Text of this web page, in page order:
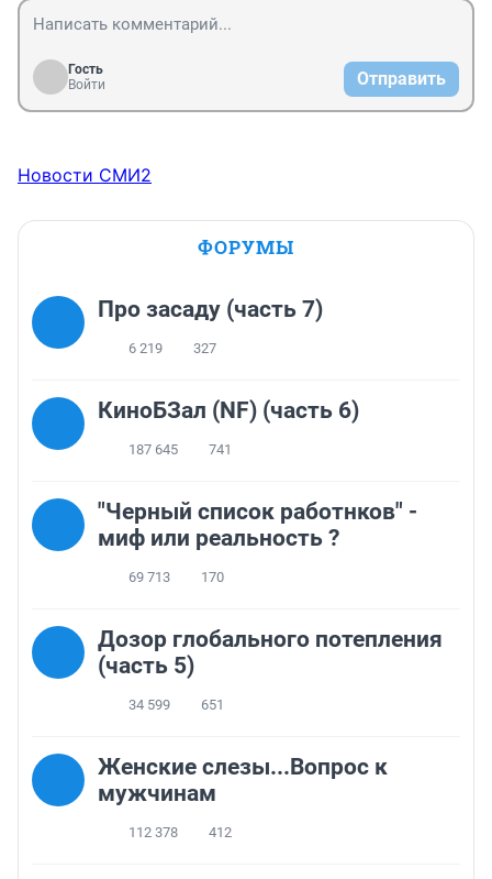
Гость
Войти
Отправить
Новости СМИ2
ФОРУМЫ
Про засаду (часть 7)
6 219 327
КиноБЗал (NF) (часть 6)
187 645 741
"Черный список работнков" -
миф или реальность ?
69 713 170
Дозор глобального потепления
(часть 5)
34 599 651
Женские слезы...Вопрос к
мужчинам
112 378 412